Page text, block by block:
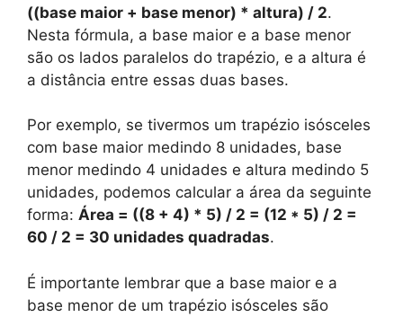
((base maior + base menor) * altura) / 2.
Nesta fórmula, a base maior e a base menor
são os lados paralelos do trapézio, e a altura é
a distância entre essas duas bases.
Por exemplo, se tivermos um trapézio isósceles
com base maior medindo 8 unidades, base
menor medindo 4 unidades e altura medindo 5
unidades, podemos calcular a área da seguinte
forma: Área = ((8 + 4) * 5) / 2 = (12 * 5) / 2 =
60 / 2 = 30 unidades quadradas.
É importante lembrar que a base maior e a
base menor de um trapézio isósceles são